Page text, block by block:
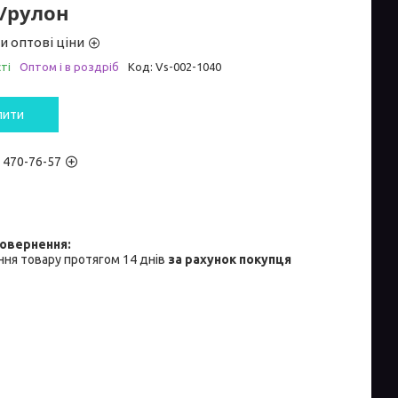
рулон
оптові ціни
Оптом і в роздріб Код: Vs-002-1040
470-76-57
товару протягом 14 днів за рахунок покупця